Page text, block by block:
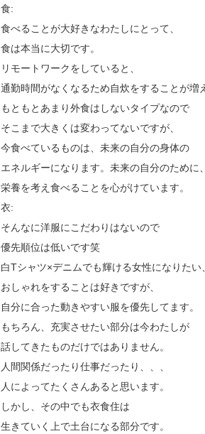
食:
食べることが大好きなわたしにとって、
食は本当に大切です。
リモートワークをしていると、
通勤時間がなくなるため自炊をすることが増
もともとあまり外食はしないタイプなので
そこまで大きくは変わってないですが、
今食べているものは、未来の自分の身体の
エネルギーになります。未来の自分のために、
栄養を考え食べることを心がけています。
衣:
そんなに洋服にこだわりはないので
優先順位は低いです笑
白Tシャツ×デニムでも輝ける女性になりたい
おしゃれをすることは好きですが、
自分に合った動きやすい服を優先してます。
もちろん、充実させたい部分は今わたしが
話してきたものだけではありません。
人間関係だったり仕事だったり、、、
人によってたくさんあると思います。
しかし、その中でも衣食住は
生きていく上で土台になる部分です。